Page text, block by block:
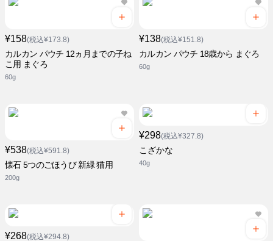
¥158(税込¥173.8)
カルカン パウチ 12ヵ月までの子ね
こ用 まぐろ
60g
¥138(税込¥151.8)
カルカン パウチ 18歳から まぐろ
60g
¥538(税込¥591.8)
懐石 5つのごほうび 新緑 猫用
200g
¥298(税込¥327.8)
こざかな
40g
¥268(税込¥294.8)